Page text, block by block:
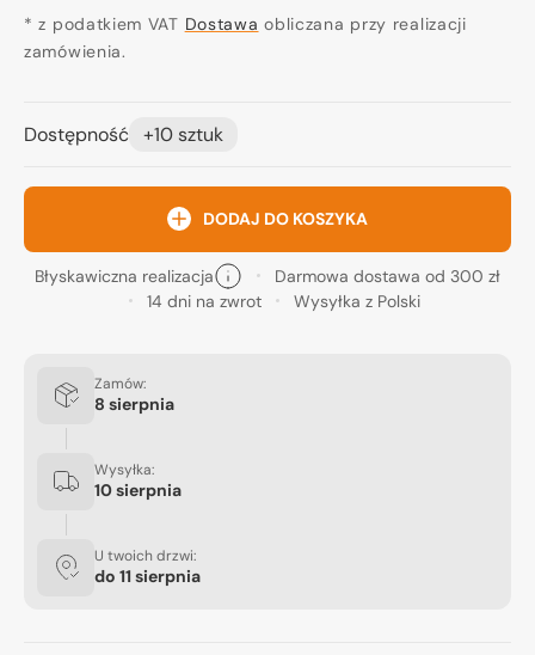
regularna
* z podatkiem VAT Dostawa obliczana przy realizacji
zamówienia.
Dostępność +10 sztuk
DODAJ DO KOSZYKA
Błyskawiczna realizacja
Darmowa dostawa od 300 zł
14 dni na zwrot
Wysyłka z Polski
Zamów:
8 sierpnia
Wysyłka:
10 sierpnia
U twoich drzwi:
do 11 sierpnia